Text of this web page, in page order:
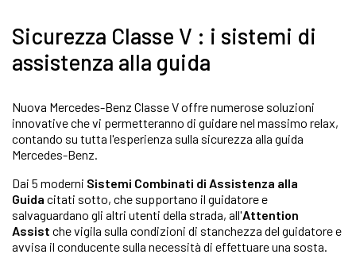
Sicurezza Classe V : i sistemi di
assistenza alla guida
Nuova Mercedes-Benz Classe V offre numerose soluzioni
innovative che vi permetteranno di guidare nel massimo relax,
contando su tutta l'esperienza sulla sicurezza alla guida
Mercedes-Benz.
Dai 5 moderni Sistemi Combinati di Assistenza alla
Guida citati sotto, che supportano il guidatore e
salvaguardano gli altri utenti della strada, all'Attention
Assist che vigila sulla condizioni di stanchezza del guidatore e
avvisa il conducente sulla necessità di effettuare una sosta.